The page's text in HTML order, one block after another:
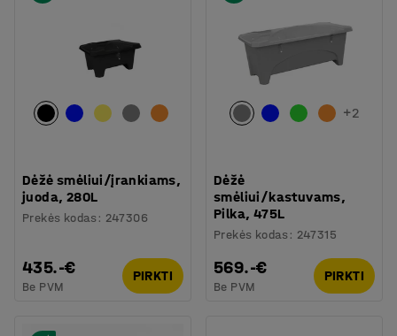
Dėžė smėliui/įrankiams,
juoda, 280L
Prekės kodas : 247306
435.-€
Be PVM
PIRKTI
+2
Dėžė
smėliui/kastuvams,
Pilka, 475L
Prekės kodas : 247315
569.-€
Be PVM
PIRKTI